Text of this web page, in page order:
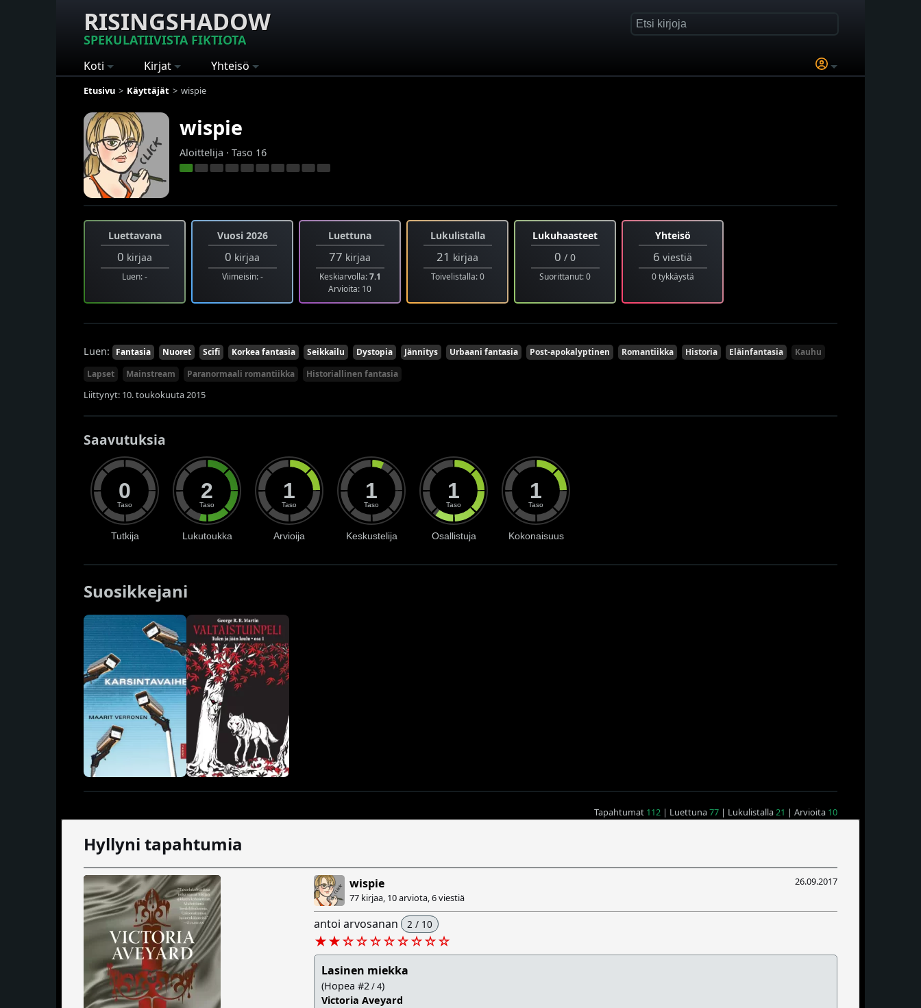
RISINGSHADOW
SPEKULATIIVISTA FIKTIOTA
Koti Kirjat Yhteisö
Etusivu Käyttäjät wispie
wispie
Aloittelija · Taso 16
Luettavana
0 kirjaa
Luen: -
Vuosi 2026
0 kirjaa
Viimeisin: -
Luettuna
77 kirjaa
Keskiarvolla:7.1
Arvioita: 10
Lukulistalla
21 kirjaa
Toivelistalla: 0
Lukuhaasteet
0 / 0
Suorittanut: 0
Yhteisö
6 viestiä
0 tykkäystä
Luen: Fantasia Nuoret Scifi Korkea fantasia Seikkailu Dystopia Jännitys Urbaani fantasia Post-apokalyptinen Romantiikka Historia Eläinfantasia
Kauhu
Lapset
Mainstream Paranormaali romantiikka Historiallinen fantasia
Liittynyt: 10. toukokuuta 2015
Saavutuksia
0
Taso
Tutkija
2
Taso
Lukutoukka
1
Taso
Arvioija
1
Taso
Keskustelija
1
Taso
Osallistuja
1
Taso
Kokonaisuus
Suosikkejani
Tapahtumat 112 | Luettuna77 | Lukulistalla 21 | Arvioita 10
Hyllyni tapahtumia
26.09.2017
wispie
77 kirjaa, 10 arviota,6 viestiä
antoi arvosanan 2 / 10
★★☆☆☆☆☆☆☆☆
Lasinen miekka
(Hopea #2/ 4)
Victoria Aveyard